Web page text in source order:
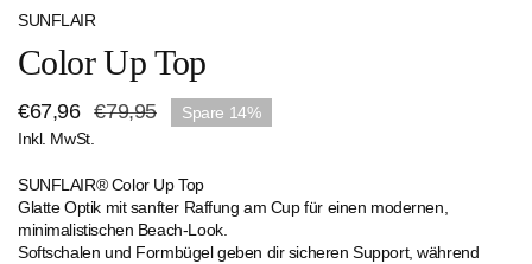
SUNFLAIR
Color Up Top
Verkaufspreis
€67,96
Regulärer
Preis
€79,95 Spare 14%
Inkl. MwSt.
SUNFLAIR® Color Up Top
Glatte Optik mit sanfter Raffung am Cup für einen modernen,
minimalistischen Beach-Look.
Softschalen und Formbügel geben dir sicheren Support, während